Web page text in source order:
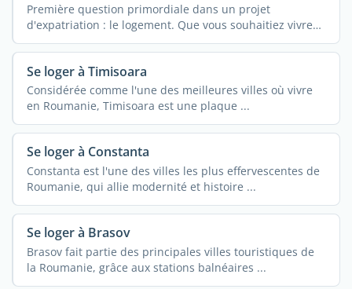
Première question primordiale dans un projet
d'expatriation : le logement. Que vous souhaitiez vivre
en ...
Se loger à Timisoara
Considérée comme l'une des meilleures villes où vivre
en Roumanie, Timisoara est une plaque ...
Se loger à Constanta
Constanta est l'une des villes les plus effervescentes de
Roumanie, qui allie modernité et histoire ...
Se loger à Brasov
Brasov fait partie des principales villes touristiques de
la Roumanie, grâce aux stations balnéaires ...